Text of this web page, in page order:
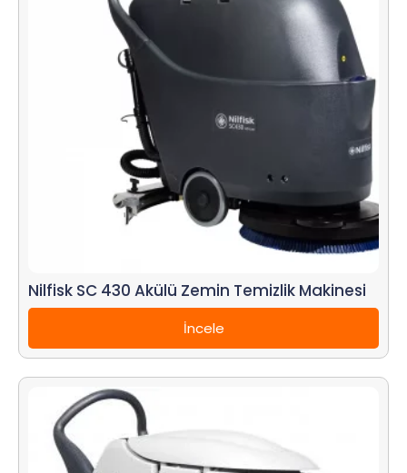
Nilfisk SC 430 Akülü Zemin Temizlik Makinesi
İncele